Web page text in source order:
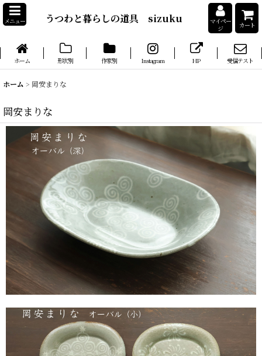
メニュー うつわと暮らしの道具 sizuku
マイペー
ジ
カート
ホーム 形状別 作家別 Instagram HP 受信テスト
ホーム > 岡安まりな
岡安まりな